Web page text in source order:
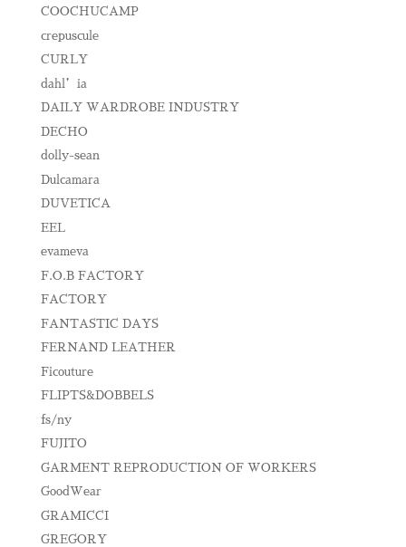
COOCHUCAMP
crepuscule
CURLY
dahl’ia
DAILY WARDROBE INDUSTRY
DECHO
dolly-sean
Dulcamara
DUVETICA
EEL
evameva
F.O.B FACTORY
FACTORY
FANTASTIC DAYS
FERNAND LEATHER
Ficouture
FLIPTS&DOBBELS
fs/ny
FUJITO
GARMENT REPRODUCTION OF WORKERS
GoodWear
GRAMICCI
GREGORY